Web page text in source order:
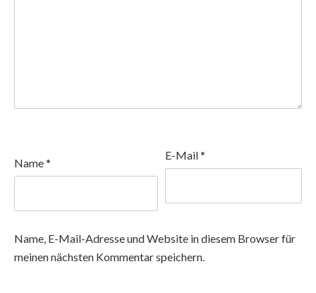
Name*
E-Mail*
Name, E-Mail-Adresse und Website in diesem Browser für
meinen nächsten Kommentar speichern.